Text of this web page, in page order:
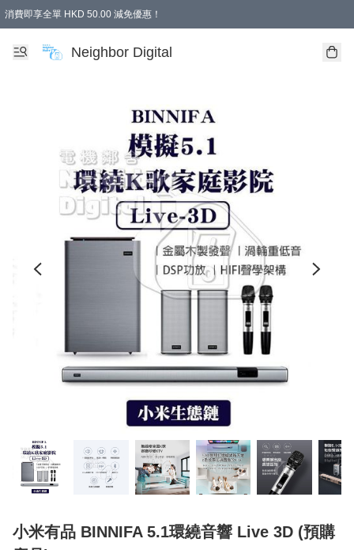
消費即享全單 HKD 50.00 減免優惠！
Neighbor Digital
小米有品 BINNIFA 5.1環繞音響 Live 3D (預購